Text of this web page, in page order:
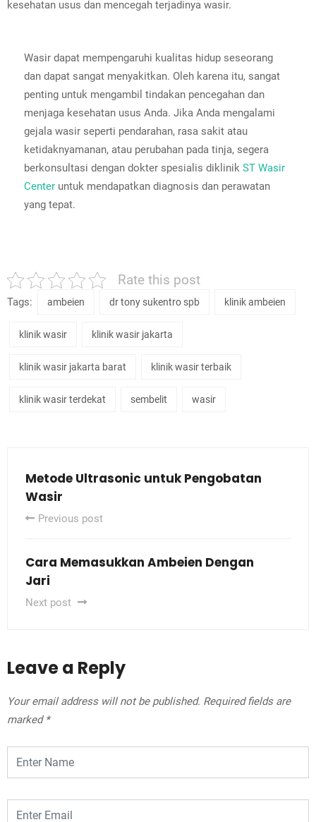
kesehatan usus dan mencegah terjadinya wasir.
Wasir dapat mempengaruhi kualitas hidup seseorang
dan dapat sangat menyakitkan. Oleh karena itu, sangat
penting untuk mengambil tindakan pencegahan dan
menjaga kesehatan usus Anda. Jika Anda mengalami
gejala wasir seperti pendarahan, rasa sakit atau
ketidaknyamanan, atau perubahan pada tinja, segera
berkonsultasi dengan dokter spesialis diklinik ST Wasir
Center untuk mendapatkan diagnosis dan perawatan
yang tepat.
Rate this post
Tags: ambeien dr tony sukentro spb klinik ambeien
klinik wasir klinik wasir jakarta
klinik wasir jakarta barat klinik wasir terbaik
klinik wasir terdekat sembelit wasir
Metode Ultrasonic untuk Pengobatan
Wasir
Previous post
Cara Memasukkan Ambeien Dengan
Jari
Next post
Leave a Reply
Your email address will not be published. Required fields are
marked *